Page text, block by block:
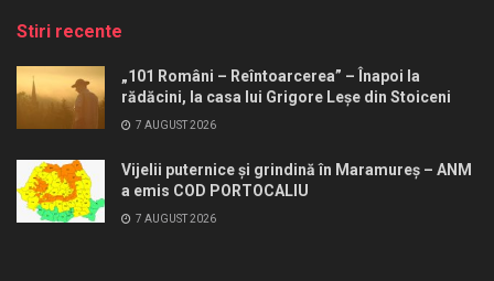
Stiri recente
„101 Români – Reîntoarcerea” – Înapoi la
rădăcini, la casa lui Grigore Leșe din Stoiceni
7 AUGUST 2026
Vijelii puternice și grindină în Maramureș – ANM
a emis COD PORTOCALIU
7 AUGUST 2026